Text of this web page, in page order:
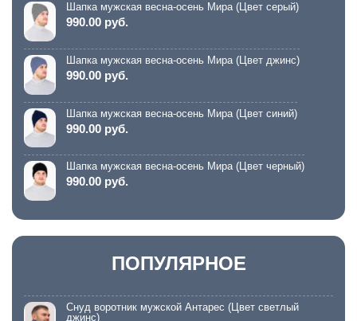
Шапка мужская весна-осень Мира (Цвет серый)
990.00 руб.
Шапка мужская весна-осень Мира (Цвет джинс)
990.00 руб.
Шапка мужская весна-осень Мира (Цвет синий)
990.00 руб.
Шапка мужская весна-осень Мира (Цвет черный)
990.00 руб.
ПОПУЛЯРНОЕ
Снуд воротник мужской Антарес (Цвет светлый
джинс)